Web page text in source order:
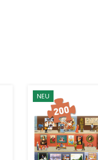
NEU